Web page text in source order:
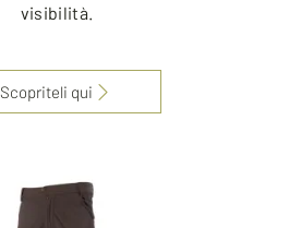
visibilità.
Scopriteli qui